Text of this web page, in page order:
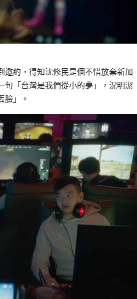
約，得知沈修民是個不惜放棄新加
句「台灣是我們從小的夢」，況明潔
臉」。